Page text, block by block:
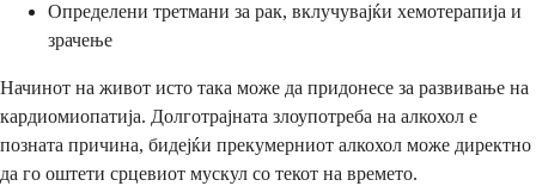
Определени третмани за рак, вклучувајќи хемотерапија и
зрачење
Начинот на живот исто така може да придонесе за развивање на
кардиомиопатија. Долготрајната злоупотреба на алкохол е
позната причина, бидејќи прекумерниот алкохол може директно
да го оштети срцевиот мускул со текот на времето.